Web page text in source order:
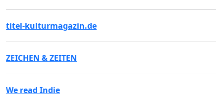
titel-kulturmagazin.de
ZEICHEN & ZEITEN
We read Indie